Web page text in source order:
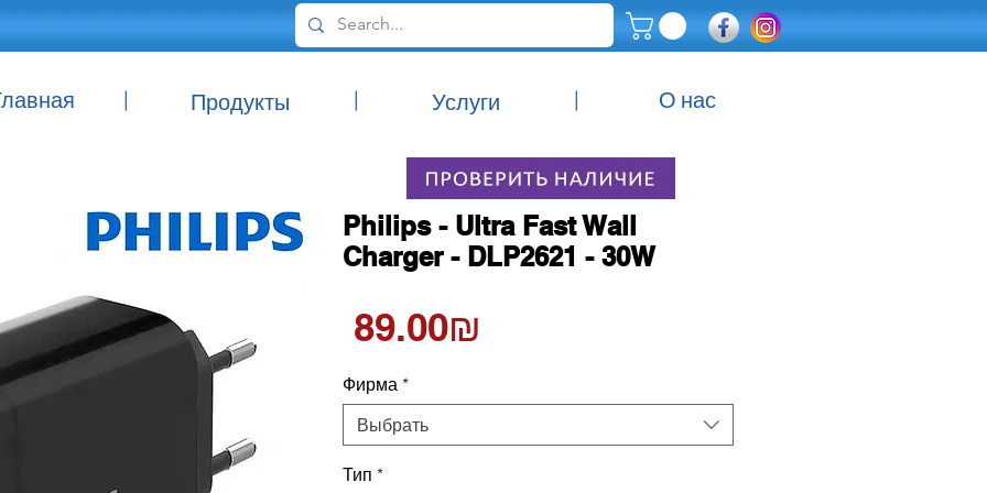
|
|
| О нас
Услуги
Продукты
Philips - Ultra Fast Wall
Charger - DLP2621 - 30W
‏89.00 ‏₪
Фирма *
Выбрать
Тип *